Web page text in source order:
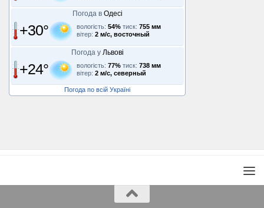
Погода в Одесі
+30° вологість: 54% тиск: 755 мм
вітер: 2 м/с, восточный
Погода у Львові
+24° вологість: 77% тиск: 738 мм
вітер: 2 м/с, северный
Погода по всій Україні